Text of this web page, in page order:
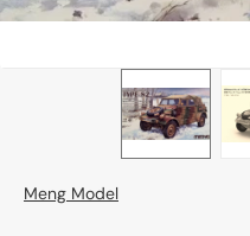
Meng Model